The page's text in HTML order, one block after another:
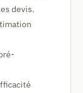
devis.